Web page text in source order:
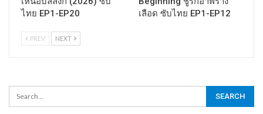
ไทย EP1-EP20
เลือด ซับไทย EP1-EP12
PREV NEXT